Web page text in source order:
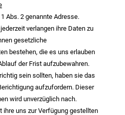
Abs. 2 genannte Adresse.
verlangen ihre Daten zu
gesetzliche
bestehen, die es uns erlauben
der Frist aufzubewahren.
sein sollten, haben sie das
aufzufordern. Dieser
wird unverzüglich nach.
ihre uns zur Verfügung gestellten